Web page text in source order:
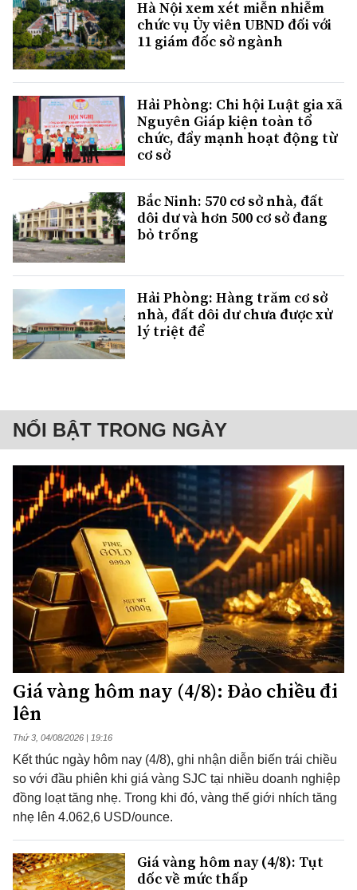
Hà Nội xem xét miễn nhiễm
chức vụ Ủy viên UBND đối với
11 giám đốc sở ngành
Hải Phòng: Chi hội Luật gia xã
Nguyên Giáp kiện toàn tổ
chức, đẩy mạnh hoạt động từ
cơ sở
Bắc Ninh: 570 cơ sở nhà, đất
dôi dư và hơn 500 cơ sở đang
bỏ trống
Hải Phòng: Hàng trăm cơ sở
nhà, đất dôi dư chưa được xử
lý triệt để
NỔI BẬT TRONG NGÀY
Giá vàng hôm nay (4/8): Đảo chiều đi
lên
Thứ 3, 04/08/2026 | 19:16
Kết thúc ngày hôm nay (4/8), ghi nhận diễn biến trái chiều
so với đầu phiên khi giá vàng SJC tại nhiều doanh nghiệp
đồng loạt tăng nhẹ. Trong khi đó, vàng thế giới nhích tăng
nhẹ lên 4.062,6 USD/ounce.
Giá vàng hôm nay (4/8): Tụt
dốc về mức thấp